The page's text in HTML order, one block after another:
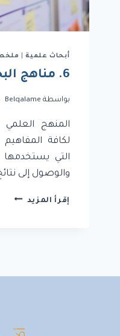
أبحاث علمية|
6. مناهج البحث في البحث العلمي
بواسطة Belqalame
المنهج
لكافة المفاهيم
التي يستخدمها
والوصول إلى
إقرأ المزيد 6.